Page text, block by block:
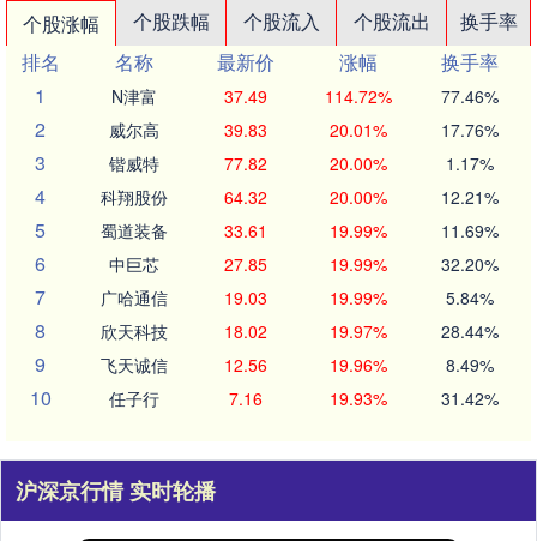
个股涨幅 个股跌幅 个股流入 个股流出
换手率
排名
名称 最新价 涨幅
换手率
1
N津富 37.49 114.72% 77.46%
2 威尔高 39.83 20.01% 17.76%
3 锴威特 77.82 20.00% 1.17%
4 科翔股份 64.32 20.00% 12.21%
5 蜀道装备 33.61 19.99% 11.69%
6 中巨芯 27.85 19.99% 32.20%
7 广哈通信 19.03 19.99% 5.84%
8 欣天科技 18.02 19.97% 28.44%
9 飞天诚信 12.56 19.96% 8.49%
10 任子行 7.16 19.93% 31.42%
沪深京行情 实时轮播